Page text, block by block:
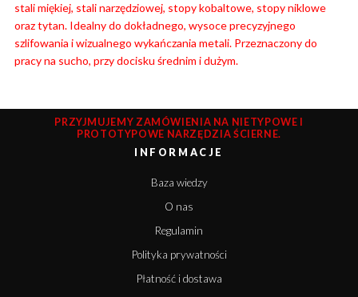
stali miękiej, stali narzędziowej, stopy kobaltowe, stopy niklowe
oraz tytan. Idealny do dokładnego, wysoce precyzyjnego
szlifowania i wizualnego wykańczania metali. Przeznaczony do
pracy na sucho, przy docisku średnim i dużym.
PRZYJMUJEMY ZAMÓWIENIA NA NIETYPOWE I
PROTOTYPOWE NARZĘDZIA ŚCIERNE.
INFORMACJE
Baza wiedzy
O nas
Regulamin
Polityka prywatności
Płatność i dostawa